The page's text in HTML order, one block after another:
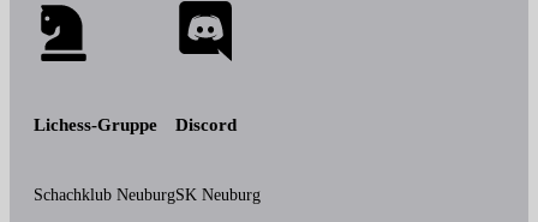
Lichess-Gruppe
Schachklub Neuburg
Discord
SK Neuburg